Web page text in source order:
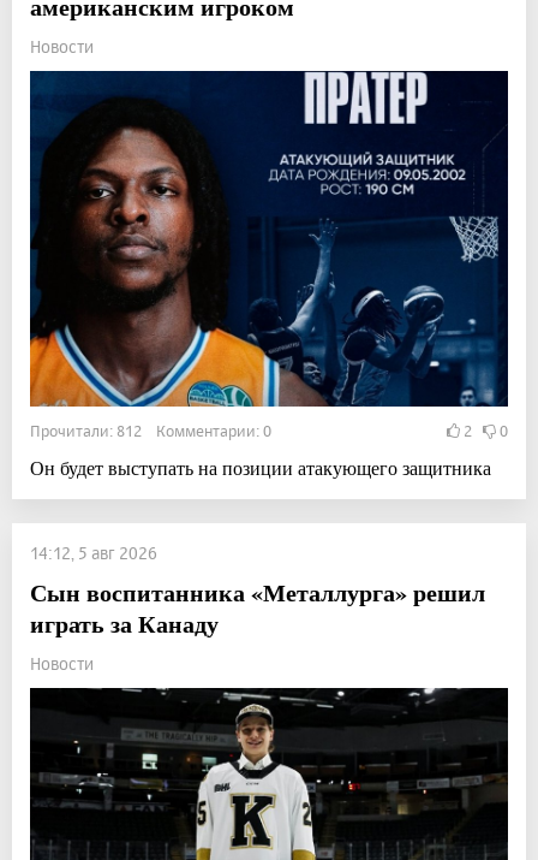
Новости
Прочитали: 812 Комментарии: 0 2 0
Он будет выступать на позиции атакующего защитника
14:12, 5 авг 2026
Сын воспитанника «Металлурга» решил
играть за Канаду
Новости